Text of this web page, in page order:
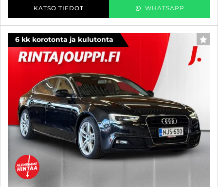
KATSO TIEDOT WHATSAPP
6 kk korotonta ja kulutonta